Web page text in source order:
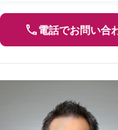
電話でお問い合